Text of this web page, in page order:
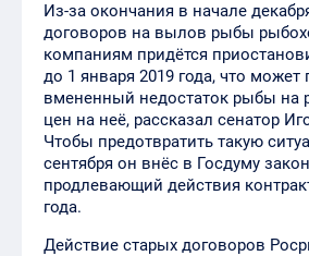
Из-за окончания в начале
договоров на вылов рыбы
компаниям придётся
до 1 января 2019 года, что может
вмененный недостаток рыбы на
цен на неё, рассказал сенатор
Чтобы предотвратить такую
сентября он внёс в Госдуму
продлевающий действия
года.
Действие старых договоров